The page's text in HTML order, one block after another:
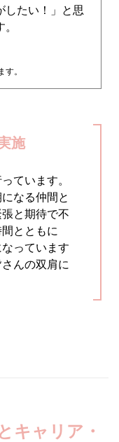
したい！」と思
。
施
ています。
なる仲間と
と期待で不
とともに
っています
んの双肩に
キャリア・